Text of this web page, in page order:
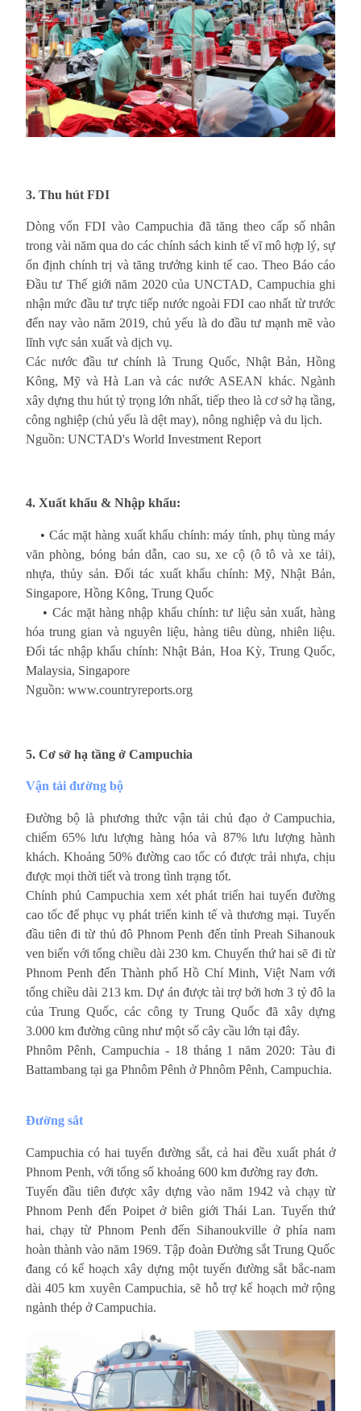
3. Thu hút FDI
Dòng vốn FDI vào Campuchia đã tăng theo cấp số nhân
trong vài năm qua do các chính sách kinh tế vĩ mô hợp lý, sự
ổn định chính trị và tăng trưởng kinh tế cao. Theo Báo cáo
Đầu tư Thế giới năm 2020 của UNCTAD, Campuchia ghi
nhận mức đầu tư trực tiếp nước ngoài FDI cao nhất từ trước
đến nay vào năm 2019, chủ yếu là do đầu tư mạnh mẽ vào
lĩnh vực sản xuất và dịch vụ.
Các nước đầu tư chính là Trung Quốc, Nhật Bản, Hồng
Kông, Mỹ và Hà Lan và các nước ASEAN khác. Ngành
xây dựng thu hút tỷ trọng lớn nhất, tiếp theo là cơ sở hạ tầng,
công nghiệp (chủ yếu là dệt may), nông nghiệp và du lịch.
Nguồn: UNCTAD's World Investment Report
4. Xuất khẩu & Nhập khẩu:
• Các mặt hàng xuất khẩu chính: máy tính, phụ tùng máy
văn phòng, bóng bán dẫn, cao su, xe cộ (ô tô và xe tải),
nhựa, thủy sản. Đối tác xuất khẩu chính: Mỹ, Nhật Bản,
Singapore, Hồng Kông, Trung Quốc
• Các mặt hàng nhập khẩu chính: tư liệu sản xuất, hàng
hóa trung gian và nguyên liệu, hàng tiêu dùng, nhiên liệu.
Đối tác nhập khẩu chính: Nhật Bản, Hoa Kỳ, Trung Quốc,
Malaysia, Singapore
Nguồn: www.countryreports.org
5. Cơ sở hạ tầng ở Campuchia
Vận tải đường bộ
Đường bộ là phương thức vận tải chủ đạo ở Campuchia,
chiếm 65% lưu lượng hàng hóa và 87% lưu lượng hành
khách. Khoảng 50% đường cao tốc có được trải nhựa, chịu
được mọi thời tiết và trong tình trạng tốt.
Chính phủ Campuchia xem xét phát triển hai tuyến đường
cao tốc để phục vụ phát triển kinh tế và thương mại. Tuyến
đầu tiên đi từ thủ đô Phnom Penh đến tỉnh Preah Sihanouk
ven biển với tổng chiều dài 230 km. Chuyến thứ hai sẽ đi từ
Phnom Penh đến Thành phố Hồ Chí Minh, Việt Nam với
tổng chiều dài 213 km. Dự án được tài trợ bởi hơn 3 tỷ đô la
của Trung Quốc, các công ty Trung Quốc đã xây dựng
3.000 km đường cũng như một số cây cầu lớn tại đây.
Phnôm Pênh, Campuchia - 18 tháng 1 năm 2020: Tàu đi
Battambang tại ga Phnôm Pênh ở Phnôm Pênh, Campuchia.
Đường sắt
Campuchia có hai tuyến đường sắt, cả hai đều xuất phát ở
Phnom Penh, với tổng số khoảng 600 km đường ray đơn.
Tuyến đầu tiên được xây dựng vào năm 1942 và chạy từ
Phnom Penh đến Poipet ở biên giới Thái Lan. Tuyến thứ
hai, chạy từ Phnom Penh đến Sihanoukville ở phía nam
hoàn thành vào năm 1969. Tập đoàn Đường sắt Trung Quốc
đang có kế hoạch xây dựng một tuyến đường sắt bắc-nam
dài 405 km xuyên Campuchia, sẽ hỗ trợ kế hoạch mở rộng
ngành thép ở Campuchia.